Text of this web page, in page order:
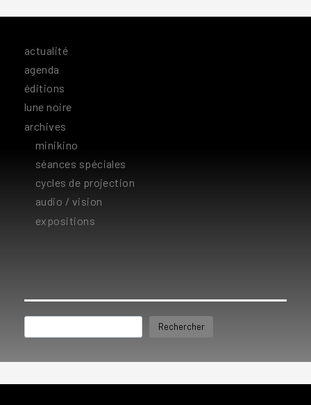
actualité
agenda
éditions
lune noire
archives
minikino
séances spéciales
cycles de projection
audio / vision
expositions
Rechercher